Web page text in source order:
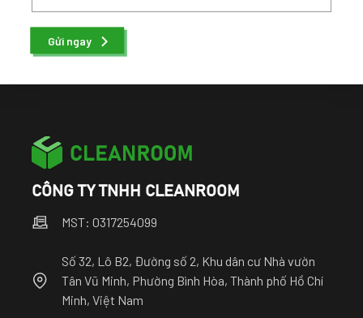
Gửi ngay
CÔNG TY TNHH CLEANROOM
MST: 0317254099
Số 32, Lô B2, Đường số 2, Khu dân cư Nhà vườn
Tân Vũ Minh, Phường Bình Hòa, Thành phố Hồ Chí
Minh, Việt Nam